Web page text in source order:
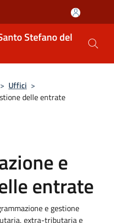
Stefano del
> Uffici >
delle entrate
e
entrate
e gestione
extra-tributaria e